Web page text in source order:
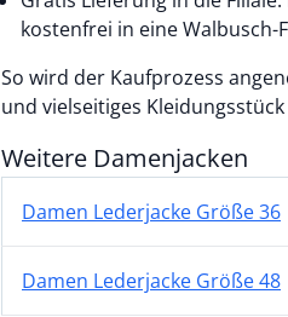
kostenfrei in eine Walbusch-
So wird der Kaufprozess
und vielseitiges
Weitere Damenjacken
Damen Lederjacke Größe 36
Damen Lederjacke Größe 48